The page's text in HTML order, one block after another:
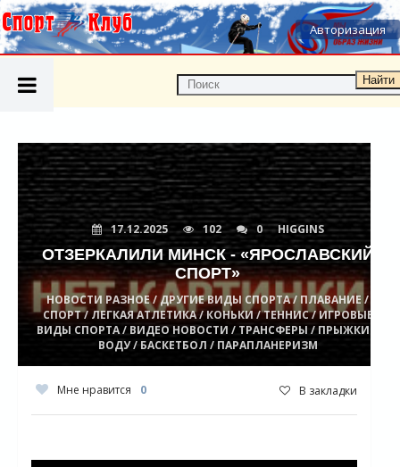
Авторизация
Найти
17.12.2025 102 0 HIGGINS
ОТЗЕРКАЛИЛИ МИНСК - «ЯРОСЛАВСКИЙ
СПОРТ»
НОВОСТИ РАЗНОЕ / ДРУГИЕ ВИДЫ СПОРТА / ПЛАВАНИЕ /
СПОРТ / ЛЕГКАЯ АТЛЕТИКА / КОНЬКИ / ТЕННИС / ИГРОВЫЕ
ВИДЫ СПОРТА / ВИДЕО НОВОСТИ / ТРАНСФЕРЫ / ПРЫЖКИ В
ВОДУ / БАСКЕТБОЛ / ПАРАПЛАНЕРИЗМ
Мне нравится 0 В закладки